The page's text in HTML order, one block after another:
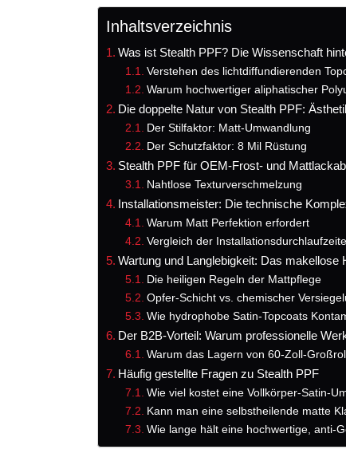
Inhaltsverzeichnis
Was ist Stealth PPF? Die Wissenschaft
Verstehen des lichtdiffundierenden
Warum hochwertiger aliphatischer
Die doppelte Natur von Stealth PPF:
Der Stilfaktor: Matt-Umwandlung
Der Schutzfaktor: 8 Mil Rüstung
Stealth PPF für OEM-Frost- und
Nahtlose Texturverschmelzung
Installationsmeister: Die technische
Warum Matt Perfektion erfordert
Vergleich der
Wartung und Langlebigkeit: Das
Die heiligen Regeln der Mattpflege
Opfer-Schicht vs. chemischer
Wie hydrophobe Satin-Topcoats
Der B2B-Vorteil: Warum professionelle
Warum das Lagern von 60-Zoll-
Häufig gestellte Fragen zu Stealth PPF
Wie viel kostet eine Vollkörper-Satin-
Kann man eine selbstheilende matte
Wie lange hält eine hochwertige, anti-